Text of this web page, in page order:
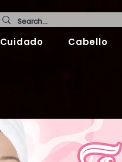
Cuidado Cabello